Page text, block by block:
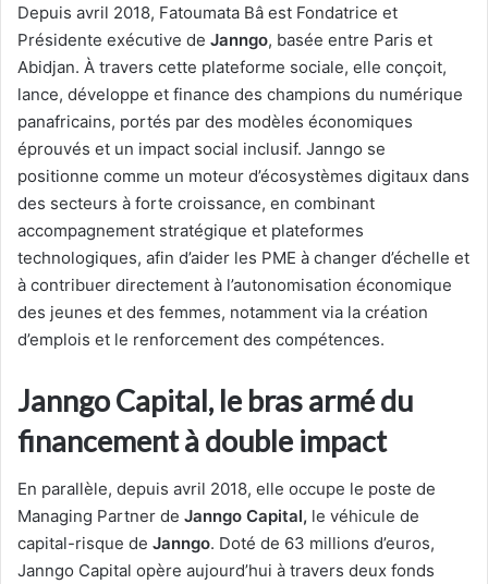
Depuis avril 2018, Fatoumata Bâ est Fondatrice et
Présidente exécutive de Janngo, basée entre Paris et
Abidjan. À travers cette plateforme sociale, elle conçoit,
lance, développe et finance des champions du numérique
panafricains, portés par des modèles économiques
éprouvés et un impact social inclusif. Janngo se
positionne comme un moteur d’écosystèmes digitaux dans
des secteurs à forte croissance, en combinant
accompagnement stratégique et plateformes
technologiques, afin d’aider les PME à changer d’échelle et
à contribuer directement à l’autonomisation économique
des jeunes et des femmes, notamment via la création
d’emplois et le renforcement des compétences.
Janngo Capital, le bras armé du
financement à double impact
En parallèle, depuis avril 2018, elle occupe le poste de
Managing Partner de Janngo Capital, le véhicule de
capital-risque de Janngo. Doté de 63 millions d’euros,
Janngo Capital opère aujourd’hui à travers deux fonds